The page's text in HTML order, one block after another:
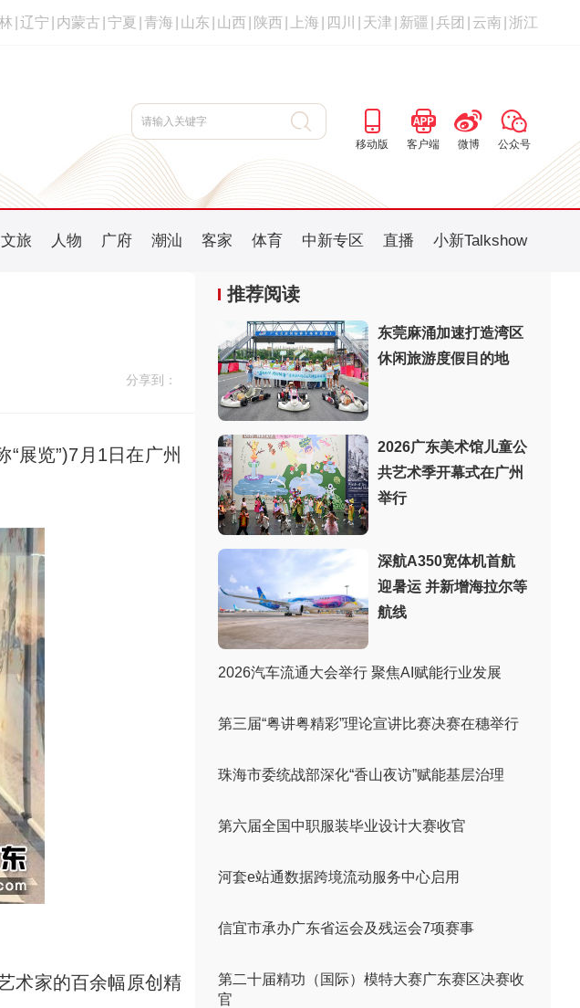
辽宁 内蒙古 宁夏 青海 山东 山西 陕西 上海 四川 天津 新疆 兵团 云南 浙江
移动版 客户端 微博 公众号
文旅 人物 广府 潮汕 客家 体育 中新专区 直播 小新Talkshow
分享到：
展览”)7月1日在广州
术家的百余幅原创精
推荐阅读
东莞麻涌加速打造湾区
休闲旅游度假目的地
2026广东美术馆儿童公
共艺术季开幕式在广州
举行
深航A350宽体机首航
迎暑运 并新增海拉尔等
航线
2026汽车流通大会举行 聚焦AI赋能行业发展
第三届“粤讲粤精彩”理论宣讲比赛决赛在穗举行
珠海市委统战部深化“香山夜访”赋能基层治理
第六届全国中职服装毕业设计大赛收官
河套e站通数据跨境流动服务中心启用
信宜市承办广东省运会及残运会7项赛事
第二十届精功（国际）模特大赛广东赛区决赛收
官